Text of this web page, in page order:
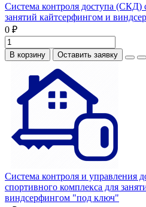
Система контроля доступа (СКД)
занятий кайтсерфингом и
0 ₽
В корзину Оставить заявку
Система контроля и управления
спортивного комплекса для
виндсерфингом "под ключ"